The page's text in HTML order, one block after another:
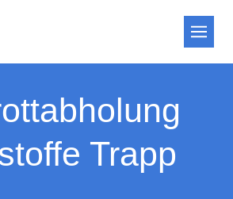
Trapp